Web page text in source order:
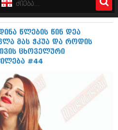
წლების წინ დეა
მას ჭკუა და როდის
ცხოველური
#44